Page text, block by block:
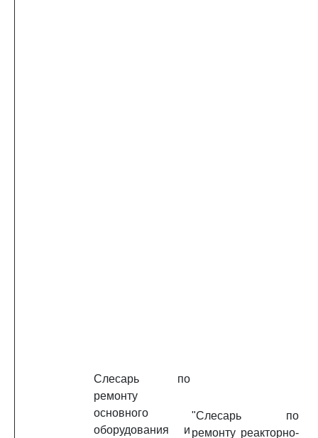
Слесарь по
ремонту
основного
оборудования и
"Слесарь по
ремонту реакторно-